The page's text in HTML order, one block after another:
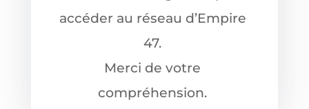
accéder au réseau d’Empire
47.
Merci de votre
compréhension.